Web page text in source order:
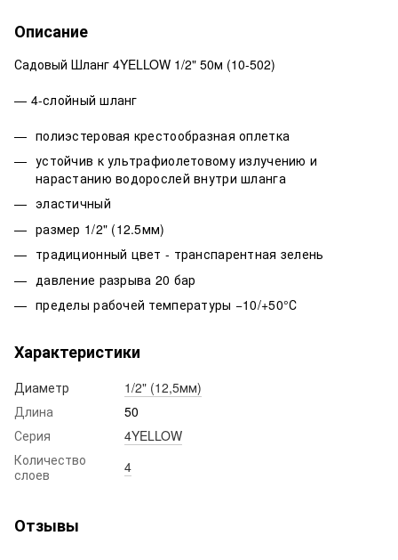
Описание
Садовый Шланг 4YELLOW 1/2" 50м (10-502)
— 4-слойный шланг
полиэстеровая крестообразная оплетка
устойчив к ультрафиолетовому излучению и
нарастанию водорослей внутри шланга
эластичный
размер 1/2" (12.5мм)
традиционный цвет - транспарентная зелень
давление разрыва 20 бар
пределы рабочей температуры −10/+50°С
Характеристики
Диаметр
1/2" (12,5мм)
Длина
50
Серия
4YELLOW
Количество
слоев
4
Отзывы